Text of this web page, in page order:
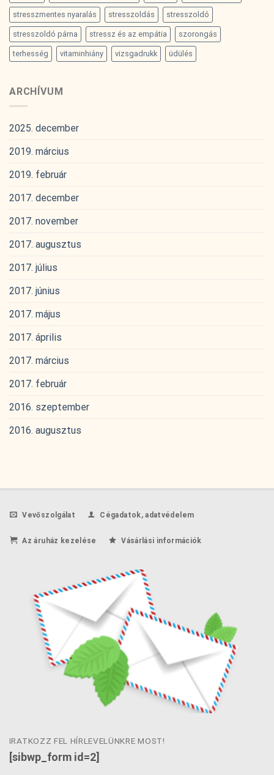
stresszmentes nyaralás stresszoldás stresszoldó
stresszoldó párna stressz és az empátia szorongás
terhesség vitaminhiány vizsgadrukk üdülés
ARCHÍVUM
2025. december
2019. március
2019. február
2017. december
2017. november
2017. augusztus
2017. július
2017. június
2017. május
2017. április
2017. március
2017. február
2016. szeptember
2016. augusztus
Vevőszolgálat Cégadatok, adatvédelem
Az áruház kezelése Vásárlási információk
IRATKOZZ FEL HÍRLEVELÜNKRE MOST!
[sibwp_form id=2]